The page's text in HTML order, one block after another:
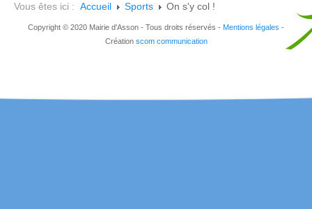
Vous êtes ici : Accueil Sports On s'y col !
Copyright © 2020 Mairie d'Asson - Tous droits réservés - Mentions légales -
Création scom communication